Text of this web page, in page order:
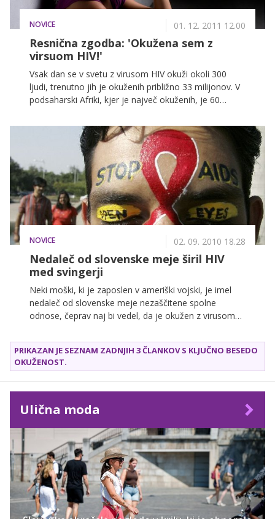
NOVICE 01. 12. 2011 12.00
Resnična zgodba: 'Okužena sem z
virsuom HIV!'
Vsak dan se v svetu z virusom HIV okuži okoli 300
ljudi, trenutno jih je okuženih približno 33 milijonov. V
podsaharski Afriki, kjer je največ okuženih, je 60
virusom HIV okuži okoli 370.000 novorojencev, skoraj
vsi v revnih državah. Številke so strašljive in kljub
temu, da smo prvič slišali za aids pred 30 leti, so
stigma, diskriminacija in strah okuženih še vedno
odraz družbenega nesprejemanja bolezni. Kljub temu
nekateri o svoji bolezni govorijo. Preberite resnično
zgodbo 23-letne študentke.
NOVICE 02. 09. 2010 18.28
Nedaleč od slovenske meje širil HIV
med svingerji
Neki moški, ki je zaposlen v ameriški vojski, je imel
nedaleč od slovenske meje nezaščitene spolne
odnose, čeprav naj bi vedel, da je okužen z virusom
okuženost, je obiskoval seksualne zabave, se šel orgij
in izmenjevanje partnerjev.
PRIKAZAN JE SEZNAM ZADNJIH 3 ČLANKOV S KLJUČNO BESEDO
OKUŽENOST.
Ulična moda